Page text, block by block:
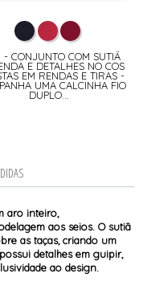
- CONJUNTO COM SUTIÃ
E DETALHES NO COS
EM RENDAS E TIRAS -
UMA CALCINHA FIO
DUPLO...
aro inteiro,
aos seios. O sutiã
as taças, criando um
detalhes em guipir,
ao design.